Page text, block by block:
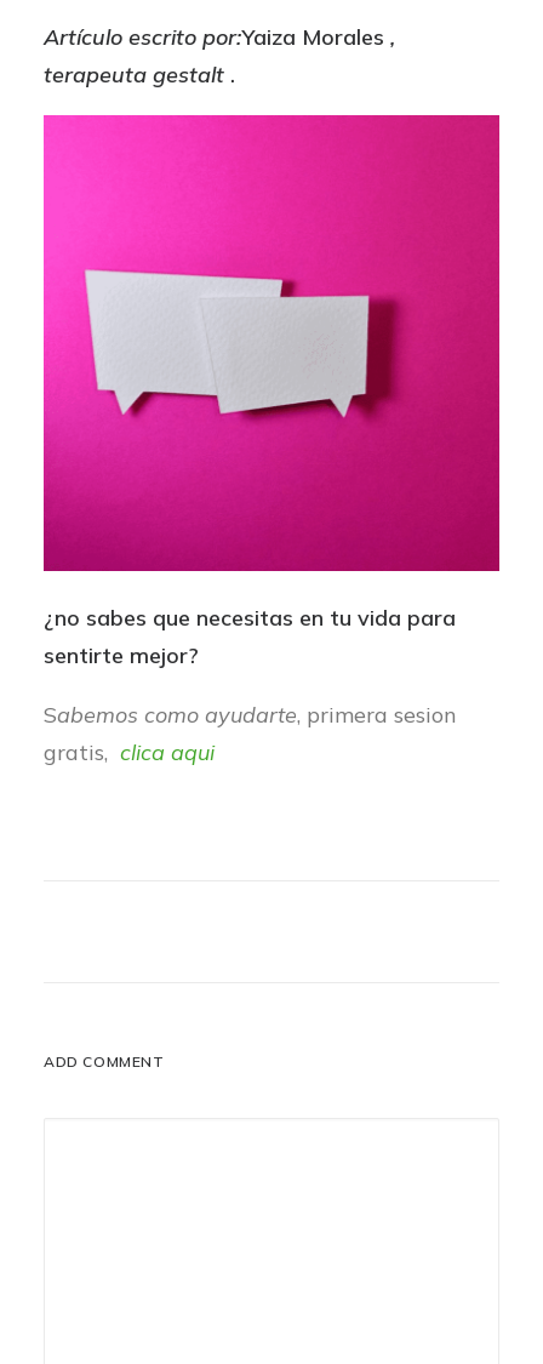
Artículo escrito por:Yaiza Morales ,
terapeuta gestalt .
¿no sabes que necesitas en tu vida para
sentirte mejor?
Sabemos como ayudarte, primera sesion
gratis, clica aqui
ADD COMMENT